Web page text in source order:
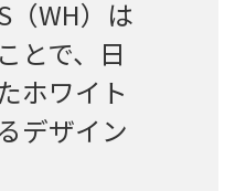
（WH）は
とで、日
ホワイト
デザイン